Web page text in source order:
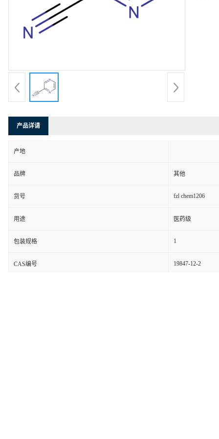
产品详请
产地
品牌 其他
货号 fzl chem1206
用途 医药级
包装规格 1
CAS编号 19847-12-2